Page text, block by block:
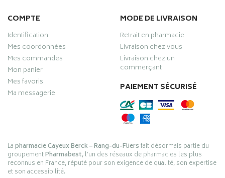
COMPTE
Identification
Mes coordonnées
Mes commandes
Mon panier
Mes favoris
Ma messagerie
MODE DE LIVRAISON
Retrait en pharmacie
Livraison chez vous
Livraison chez un
commerçant
PAIEMENT SÉCURISÉ
Lapharmacie Cayeux Berck – Rang-du-Fliersfait désormais partie du
groupementPharmabest, l’un des réseaux de pharmacies les plus
reconnus en France, réputé pour son exigence de qualité, son expertise
et son accessibilité.